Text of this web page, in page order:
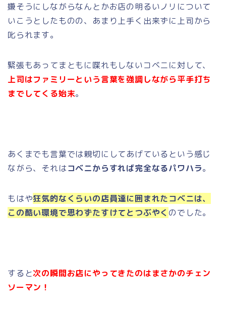
嫌そうにしながらなんとかお店の明るいノリについて
いこうとしたものの、あまり上手く出来ずに上司から
叱られます。
緊張もあってまともに喋れもしないコベニに対して、
上司はファミリーという言葉を強調しながら平手打ち
までしてくる始末。
あくまでも言葉では親切にしてあげているという感じ
ながら、それはコベニからすれば完全なるパワハラ。
もはや狂気的なくらいの店員達に囲まれたコベニは、
この酷い環境で思わずたすけてとつぶやく のでした。
すると次の瞬間お店にやってきたのはまさかのチェン
ソーマン！